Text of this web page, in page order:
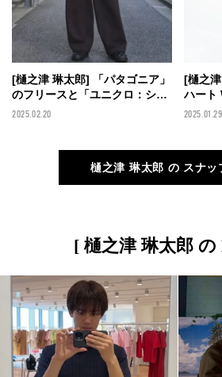
[樋之津 琳太郎] 「パタゴニア」
のフリースと「ユニクロ：シ
ー」のスウェットパンツで色味
2025.02.20
[樋之
ハート
トに「
ナップ
2025.01.29
樋之津 琳太郎 の スナッ
[ 樋之津 琳太郎